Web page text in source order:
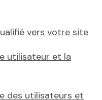
vers votre site
utilisateur et la
des utilisateurs et